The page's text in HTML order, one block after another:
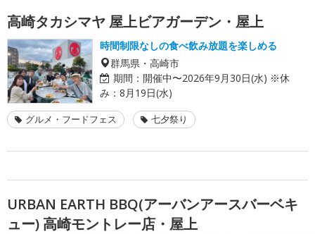
高崎タカシマヤ 屋上ビアガーデン・屋上
時間制限なしの食べ飲み放題を楽しめる
群馬県・高崎市
期間： 開催中〜2026年9月30日(水) ※休
み：8月19日(水)
グルメ・フードフェス 七夕祭り
URBAN EARTH BBQ(アーバンアースバーベキ
ュー) 高崎モントレー店・屋上